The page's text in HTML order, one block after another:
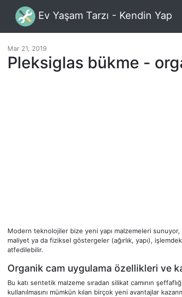
Ev Yaşam Tarzı - Kendin Yap
Mar 21, 2019
Pleksiglas bükme -
Modern teknolojiler bize yeni yapı malzemeleri
maliyet ya da fiziksel göstergeler (ağırlık, yapı),
atfedilebilir.
Organik cam uygulama özellikleri ve
Bu katı sentetik malzeme sıradan silikat camının
kullanılmasını mümkün kılan birçok yeni avantajlar